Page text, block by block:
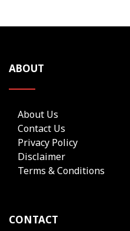
ABOUT
About Us
Contact Us
Privacy Policy
Disclaimer
Terms & Conditions
CONTACT